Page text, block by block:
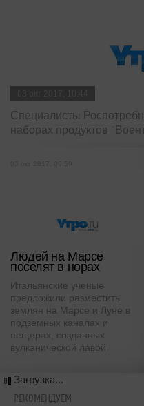
Специалисты
наборах продуктов
Людей на Марсе
поселят в норах
Итальянские ученые
предложили разместить
землян на Марсе и Луне в
подземных каналах и
пещерах, созданных
вулканической лавой
Загрузка...
РЕКОМЕНДУЕМ